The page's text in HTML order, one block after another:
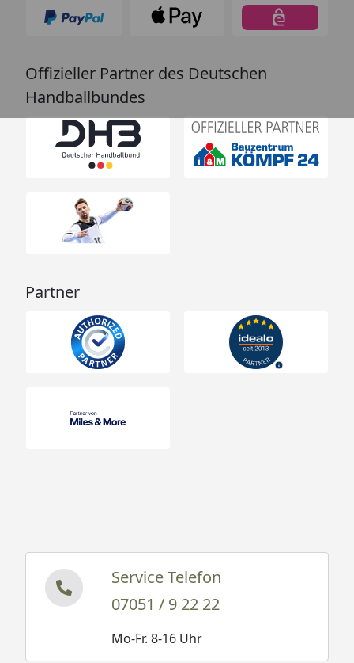
Offizieller Partner des Deutschen
Handballbundes
Partner
Service Telefon
07051 / 9 22 22
Mo-Fr. 8-16 Uhr